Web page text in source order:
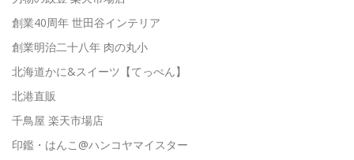
創業40周年 世田谷インテリア
創業明治二十八年 肉の丸小
北海道かに&スイーツ【てっぺん】
北港直販
千鳥屋 楽天市場店
印鑑・はんこ@ハンコヤマイスター